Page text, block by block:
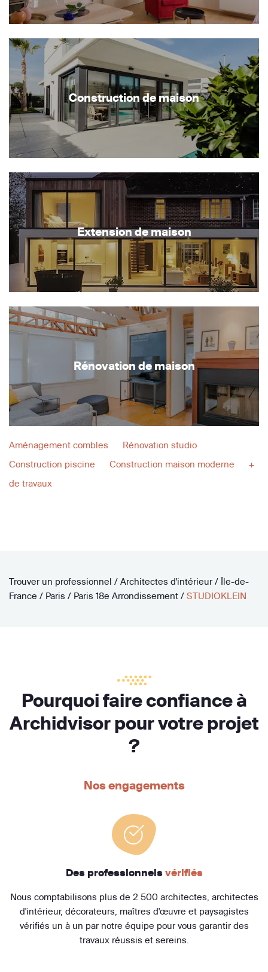
Construction de maison
Extension de maison
Rénovation de maison
Aménagement combles
Rénovation studio
Construction piscine
Construction maison moderne
+
de travaux
Trouver un professionnel / Architectes d'intérieur / Île-de-
France / Paris / Paris 18e Arrondissement / STUDIOKLEIN
Pourquoi faire confiance à
Archidvisor pour votre projet
?
Nos engagements
Des professionnels vérifiés
Nous comptabilisons plus de 2 500 architectes, architectes
d'intérieur, décorateurs, maîtres d'œuvre et paysagistes
vérifiés un à un par notre équipe pour vous garantir des
travaux réussis et sereins.